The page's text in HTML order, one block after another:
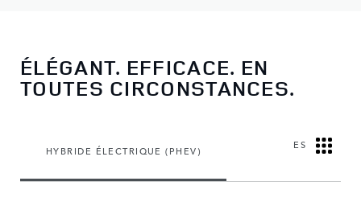
ÉLÉGANT. EFFICACE. EN
TOUTES CIRCONSTANCES.
HYBRIDE ÉLECTRIQUE (PHEV)
ESSENCE